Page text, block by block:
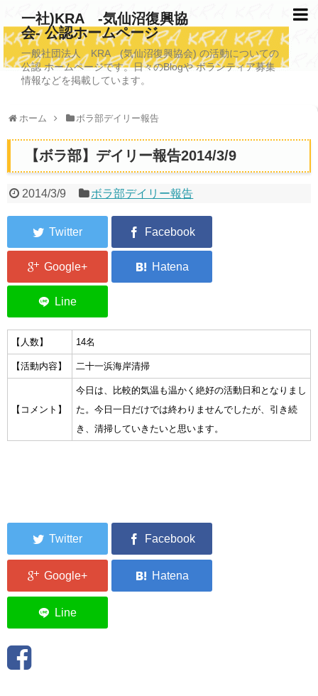
一社)KRA -気仙沼復興協
会- 公認ホームページ
一般社団法人 KRA (気仙沼復興協会) の活動についての
公認 ホームページです。日々のBlogや ボランティア募集
情報などを掲載しています。
ホーム ボラ部デイリー報告
【ボラ部】デイリー報告2014/3/9
2014/3/9 ボラ部デイリー報告
【人数】 14名
【活動内容】 二十一浜海岸清掃
【コメント】
今日は、比較的気温も温かく絶好の活動日和となりまし
た。今日一日だけでは終わりませんでしたが、引き続
き、清掃していきたいと思います。
TOPページ
KRAについて
写真救済事業
福祉事業
埋蔵発掘/資料整備事業
2026年3月11日捜索活動ボランティア募集 NEW
集中捜索活動の記録
ボランティア募集要項
ボランティアさん集合写真館
被災者支援活動【休止中】
編みっ娘たち紹介
リンク
お問い合わせ